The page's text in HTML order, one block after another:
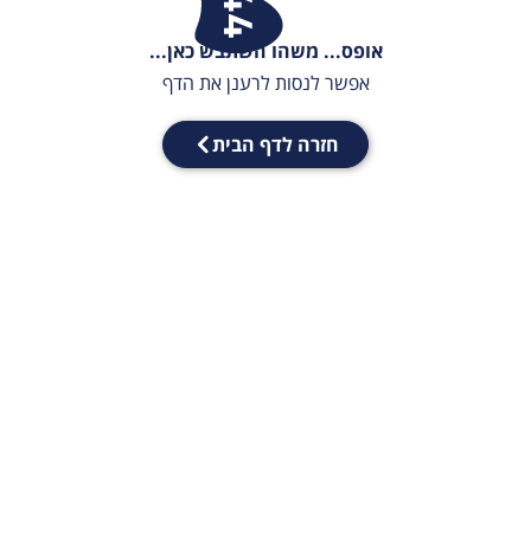
אופס... משהו השתבש כאן...
אפשר לנסות לרענן את הדף
חזרה לדף הבית